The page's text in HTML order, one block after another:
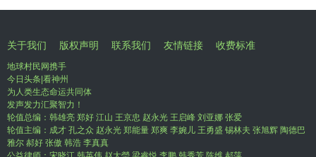
关于我们 版权声明 联系我们 友情链接 收费标准
地球村民网携手
今日头条|看神州
为人类生态命运共同体
发声发力汇聚智力！
轮值总编：韩雄亮 郑好 江山 王京忠 赵永光 王启峰 刘亚娜 张爱
轮值主编：成才 孔之众 赵永光 郑能量 郑爽 李婉儿 王勇盛 锡林夫 张旭辉 陶德巴
雅尔 郝好 张傲 韩浩 李真真